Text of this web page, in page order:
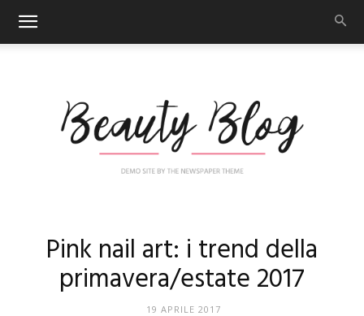
Art
Pink nail art: i trend della
primavera/estate 2017
19 APRILE 2017